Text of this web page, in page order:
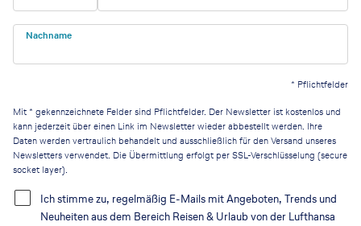
Nachname
* Pflichtfelder
Mit * gekennzeichnete Felder sind Pflichtfelder. Der Newsletter ist kostenlos und
kann jederzeit über einen Link im Newsletter wieder abbestellt werden. Ihre
Daten werden vertraulich behandelt und ausschließlich für den Versand unseres
Newsletters verwendet. Die Übermittlung erfolgt per SSL-Verschlüsselung (secure
socket layer).
Ich stimme zu, regelmäßig E-Mails mit Angeboten, Trends und
Neuheiten aus dem Bereich Reisen & Urlaub von der Lufthansa